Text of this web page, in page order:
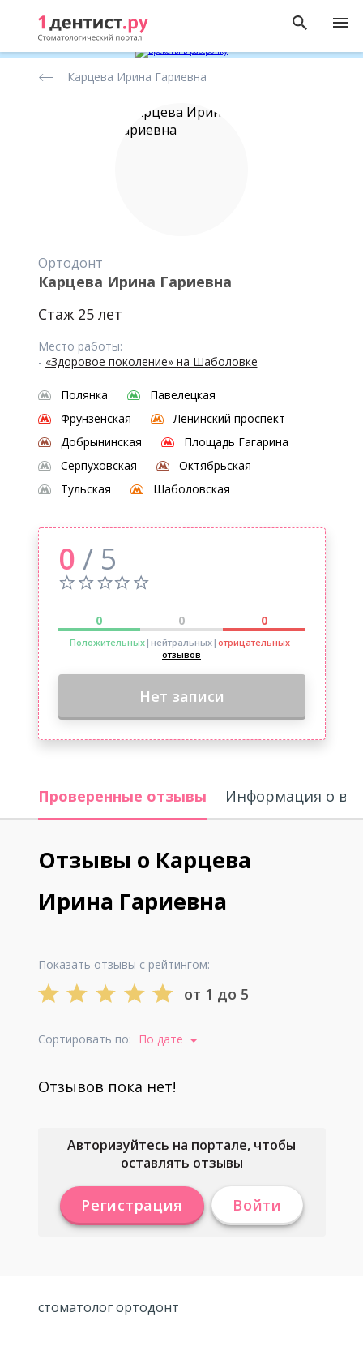
стоматологов
Карцева Ирина Гариевна
Ортодонт
Карцева Ирина Гариевна
Стаж 25 лет
Место работы:
- «Здоровое поколение» на Шаболовке
Полянка
Павелецкая
Фрунзенская
Ленинский проспект
Добрынинская
Площадь Гагарина
Серпуховская
Октябрьская
Тульская
Шаболовская
0 / 5
0 0 0
Положительных|нейтральных| отрицательных
отзывов
Нет записи
Проверенные отзывы Информация о
Отзывы о Карцева
Ирина Гариевна
Показать отзывы с рейтингом:
от 1 до 5
Сортировать по: По дате
Отзывов пока нет!
Авторизуйтесь на портале, чтобы
оставлять отзывы
Регистрация Войти
стоматолог ортодонт